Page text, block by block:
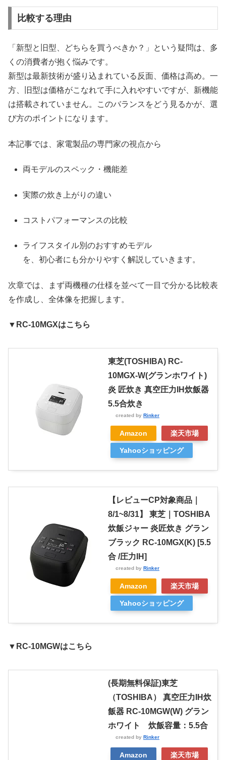
比較する理由
「新型と旧型、どちらを買うべきか？」という疑問は、多
くの消費者が抱く悩みです。
新型は最新技術が盛り込まれている反面、価格は高め。一
方、旧型は価格がこなれて手に入れやすいですが、新機能
は搭載されていません。このバランスをどう見るかが、選
び方のポイントになります。
本記事では、家電製品の専門家の視点から
両モデルのスペック・機能差
実際の炊き上がりの違い
コストパフォーマンスの比較
ライフスタイル別のおすすめモデル
を、初心者にも分かりやすく解説していきます。
次章では、まず両機種の仕様を並べて一目で分かる比較表
を作成し、全体像を把握します。
▼RC-10MGXはこちら
東芝(TOSHIBA) RC-
10MGX-W(グランホワイト)
炎 匠炊き 真空圧力IH炊飯器
5.5合炊き
created by Rinker
Amazon 楽天市場
Yahooショッピング
【レビューCP対象商品｜
8/1~8/31】 東芝｜TOSHIBA
炊飯ジャー 炎匠炊き グラン
ブラック RC-10MGX(K) [5.5
合 /圧力IH]
created by Rinker
Amazon 楽天市場
Yahooショッピング
▼RC-10MGWはこちら
(長期無料保証)東芝
（TOSHIBA） 真空圧力IH炊
飯器 RC-10MGW(W) グラン
ホワイト 炊飯容量：5.5合
created by Rinker
Amazon 楽天市場